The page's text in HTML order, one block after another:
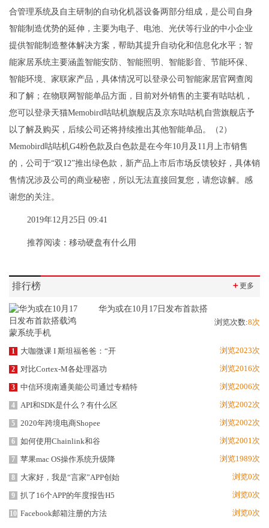
合管理系统及自主研制的自动化机器设备两部分组成，是公司自身
智能制造优势的延伸，主要为电子、电池、光伏等行业的中小企业
提供智能制造整体解决方案，帮助其提升自动化和信息化水平；智
能家居系统主要涵盖智能安防、智能照明、智能影音、节能环保、
智能环境、家联家产品，具体情况可以登录公司智能家居官网查阅
和了解；在物联网智能单品方面，目前对外销售的主要有咕咕机，
您可以登录天猫Memobird咕咕机旗舰店及京东咕咕机自营旗舰店予
以了解及购买，后续公司还将持续推出其他智能单品。（2）
Memobird咕咕机G4粉色款及白色款是在今年10月及11月上市销售
的，公司于“双12”推出绿色款，新产品上市后市场反馈较好，具体销
售情况涉及公司的商业秘密，所以无法直接回复您，请您谅解。感
谢您的关注。
2019年12月25日 09:41
推荐阅读： 移动硬盘有什么用
排行榜 ＋更多
华为或在10月17日发布首款搭
浏览次数:8次
1 大咖微课 I 斯坦福爸爸：“开 浏览2023次
2 对比Cortex-M各处理器功 浏览2016次
3 中信环境南通美能公司通过专精特 浏览2006次
4 API和SDK是什么？有什么区 浏览2002次
5 2020年跨境电商Shopee 浏览2002次
6 如何使用Chainlink和谷 浏览2001次
7 苹果mac OS操作系统升级降 浏览1989次
8 大家好，我是“言家”APP创始 浏览0次
9 扒了16个APP的年度报告H5 浏览0次
10 Facebook邮箱注册的方法 浏览0次